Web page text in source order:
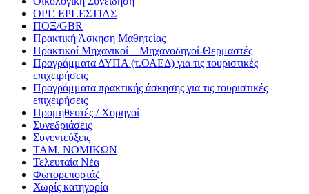
ΟΡΓ. ΕΡΓ.ΕΣΤΙΑΣ
ΠΟΞ/GBR
Πρακτική Άσκηση Μαθητείας
Πρακτικοί Μηχανικοί – Μηχανοδηγοί-Θερμαστές
Προγράμματα ΔΥΠΑ (τ.ΟΑΕΔ) για τις τουριστικές
επιχειρήσεις
Προγράμματα πρακτικής άσκησης για τις τουριστικές
επιχειρήσεις
Προμηθευτές / Χορηγοί
Συνεδριάσεις
Συνεντεύξεις
ΤΑΜ. ΝΟΜΙΚΩΝ
Τελευταία Νέα
Φωτορεπορτάζ
Χωρίς κατηγορία